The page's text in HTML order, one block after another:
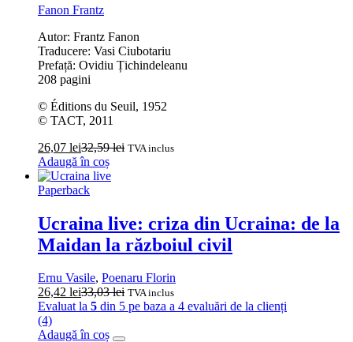
Fanon Frantz
Autor: Frantz Fanon
Traducere: Vasi Ciubotariu
Prefață: Ovidiu Țichindeleanu
208 pagini
© Éditions du Seuil, 1952
© TACT, 2011
26,07 lei32,59lei TVA inclus
Adaugă în coș
Paperback
Ucraina live: criza din Ucraina: de la
Maidan la războiul civil
Ernu Vasile, Poenaru Florin
26,42 lei33,03lei TVA inclus
Evaluat la 5 din 5 pe baza a 4 evaluări de la clienți
(4)
Adaugă în coș